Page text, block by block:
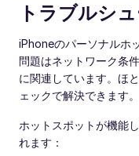
トラブルシ
iPhoneのパーソナルホ
問題はネットワーク条
に関連しています。ほ
ェックで解決できます。
ホットスポットが機能
れます：